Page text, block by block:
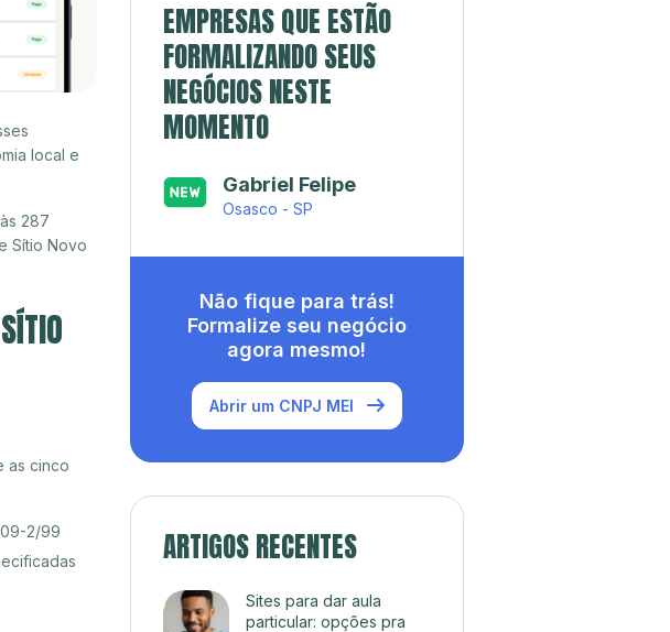
local e
287
Sítio Novo
as cinco
2/99
EMPRESAS QUE ESTÃO
FORMALIZANDO SEUS
NEGÓCIOS NESTE
MOMENTO
Gabriel Felipe
Osasco - SP
Não fique para trás!
Formalize seu negócio
agora mesmo!
Abrir um CNPJ MEI
ARTIGOS RECENTES
Sites para dar aula
particular: opções pra